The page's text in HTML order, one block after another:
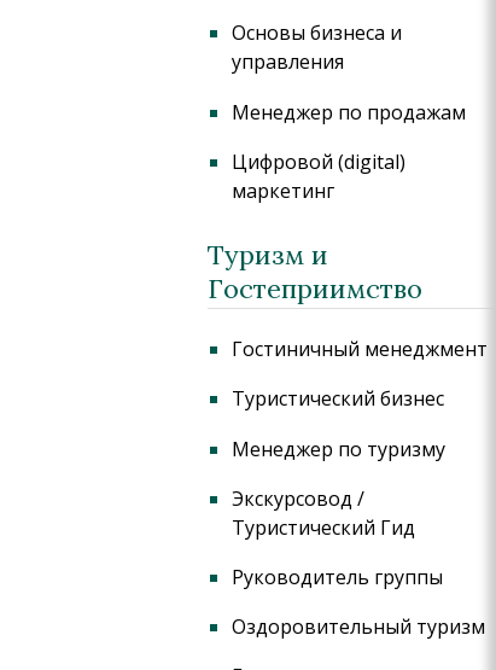
Основы бизнеса и
управления
Менеджер по продажам
Цифровой (digital)
маркетинг
Туризм и
Гостеприимство
Гостиничный менеджмент
Туристический бизнес
Менеджер по туризму
Экскурсовод /
Туристический Гид
Руководитель группы
Оздоровительный туризм